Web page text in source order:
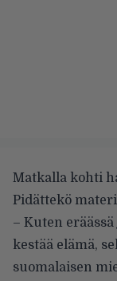
Matkalla kohti
Pidättekö
– Kuten
kestää elämä,
suomalaisen